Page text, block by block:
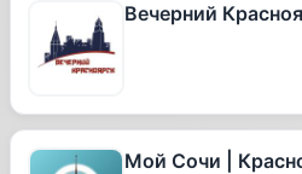
Вечерний
Мой Сочи |